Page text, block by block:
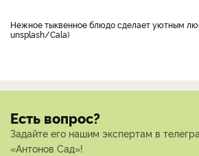
Нежное тыквенное блюдо сделает уютным любой обед (фото
unsplash/Cala)
Есть вопрос?
Задайте его нашим экспертам в
«Антонов Сад»!